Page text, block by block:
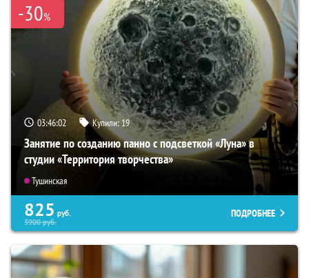
-30%
03:46:01 Купили:19
Занятие по созданию панно с подсветкой «Луна» в
студии «Территория творчества»
Тушинская
825 руб.
3900руб.
ПОДРОБНЕЕ